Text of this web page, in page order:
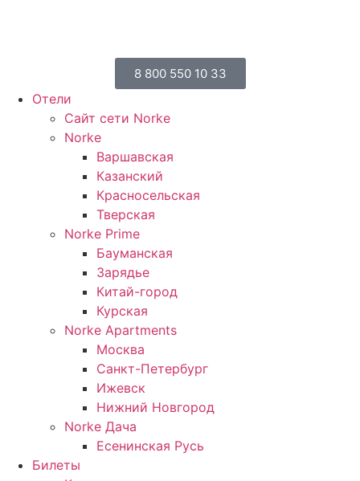
8 800 550 10 33
Отели
Сайт сети Norke
Norke
Варшавская
Казанский
Красносельская
Тверская
Norke Prime
Бауманская
Зарядье
Китай-город
Курская
Norke Apartments
Москва
Санкт-Петербург
Ижевск
Нижний Новгород
Norke Дача
Есенинская Русь
Билеты